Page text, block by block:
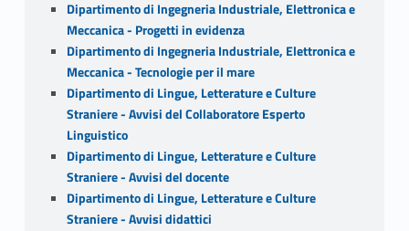
Dipartimento di Ingegneria Industriale, Elettronica e
Meccanica - Progetti in evidenza
Dipartimento di Ingegneria Industriale, Elettronica e
Meccanica - Tecnologie per il mare
Dipartimento di Lingue, Letterature e Culture
Straniere - Avvisi del Collaboratore Esperto
Linguistico
Dipartimento di Lingue, Letterature e Culture
Straniere - Avvisi del docente
Dipartimento di Lingue, Letterature e Culture
Straniere - Avvisi didattici